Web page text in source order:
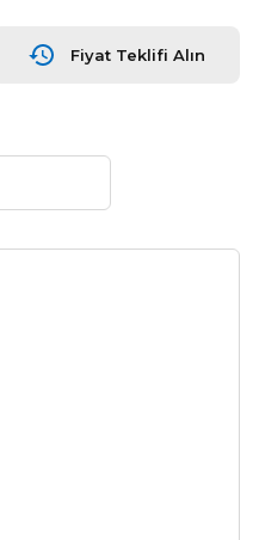
Fiyat Teklifi Alın